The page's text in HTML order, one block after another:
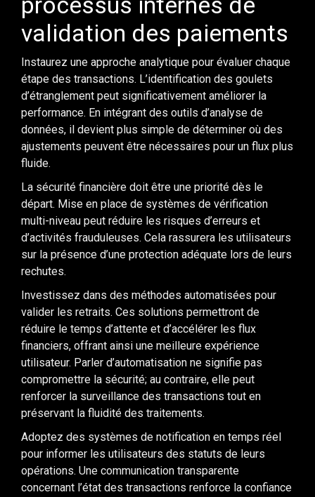
validation des paiements
Instaurez une approche analytique pour évaluer chaque
étape des transactions. L’identification des goulets
d’étranglement peut significativement améliorer la
performance. En intégrant des outils d’analyse de
données, il devient plus simple de déterminer où des
ajustements peuvent être nécessaires pour un flux plus
fluide.
La sécurité financière doit être une priorité dès le
départ. Mise en place de systèmes de vérification
multi-niveau peut réduire les risques d’erreurs et
d’activités frauduleuses. Cela rassurera les utilisateurs
sur la présence d’une protection adéquate lors de leurs
rechutes.
Investissez dans des méthodes automatisées pour
valider les retraits. Ces solutions permettront de
réduire le temps d’attente et d’accélérer les flux
financiers, offrant ainsi une meilleure expérience
utilisateur. Parler d’automatisation ne signifie pas
compromettre la sécurité; au contraire, elle peut
renforcer la surveillance des transactions tout en
préservant la fluidité des traitements.
Adoptez des systèmes de notification en temps réel
pour informer les utilisateurs des statuts de leurs
opérations. Une communication transparente
concernant l’état des transactions renforce la confiance